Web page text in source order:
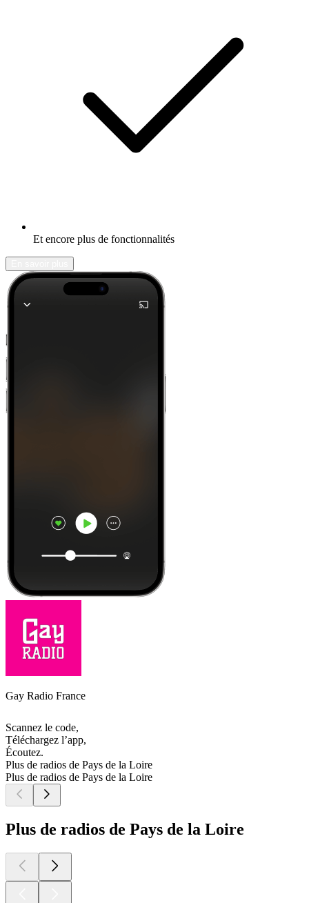
Et encore plus de fonctionnalités
Gay Radio France
Scannez le code,
Téléchargez l’app,
Écoutez.
Plus de radios de Pays de la Loire
Plus de radios de Pays de la Loire
Plus de radios de Pays de la Loire